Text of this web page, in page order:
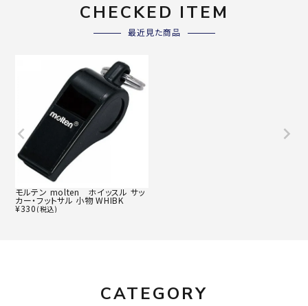
CHECKED ITEM
最近見た商品
モルテン molten ホイッスル サッ
カー・フットサル 小物 WHIBK
¥330 (税込)
CATEGORY